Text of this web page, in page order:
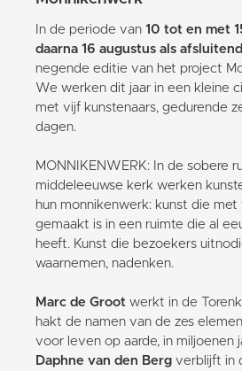
In de periode van 10 tot en met
daarna 16 augustus als
negende editie van het project
We werken dit jaar in een kleine
met vijf kunstenaars, gedurende
dagen.
MONNIKENWERK: In de sobere
middeleeuwse kerk werken
hun monnikenwerk: kunst die
gemaakt is in een ruimte die al
heeft. Kunst die bezoekers
waarnemen, nadenken.
Marc de Groot werkt in de
hakt de namen van de zes
voor leven op aarde, in miljoenen
Daphne van den Berg verblijft in